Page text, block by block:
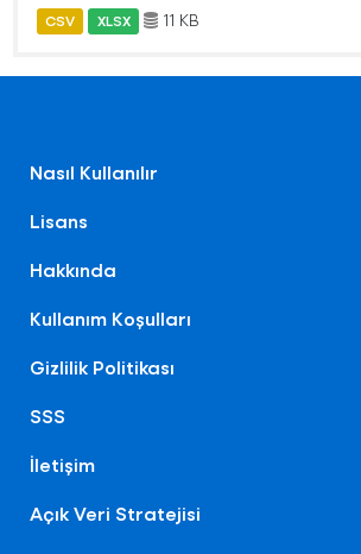
CSV XLSX 11 KB
Nasıl Kullanılır
Lisans
Hakkında
Kullanım Koşulları
Gizlilik Politikası
SSS
İletişim
Açık Veri Stratejisi